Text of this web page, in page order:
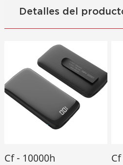
Detalles del
Cf - 10000h